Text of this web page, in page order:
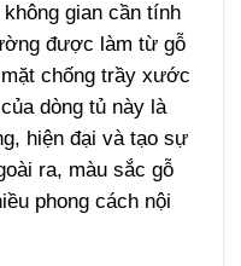
gian cần tính
được làm từ gỗ
chống trầy xước
dòng tủ này là
hiện đại và tạo sự
ra, màu sắc gỗ
phong cách nội